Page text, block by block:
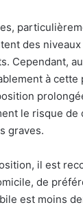
des
Cependant,
à
le risque de
graves.
il est
de
est moins